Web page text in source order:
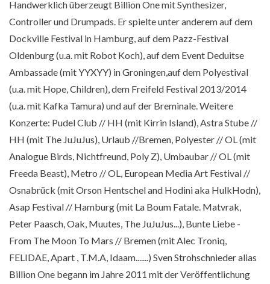
Handwerklich überzeugt Billion One mit Synthesizer,
Controller und Drumpads. Er spielte unter anderem auf dem
Dockville Festival in Hamburg, auf dem Pazz-Festival
Oldenburg (u.a. mit Robot Koch), auf dem Event Deduitse
Ambassade (mit YYXYY) in Groningen,auf dem Polyestival
(u.a. mit Hope, Children), dem Freifeld Festival 2013/2014
(u.a. mit Kafka Tamura) und auf der Breminale. Weitere
Konzerte: Pudel Club // HH (mit Kirrin Island), Astra Stube //
HH (mit The JuJuJus), Urlaub //Bremen, Polyester // OL (mit
Analogue Birds, Nichtfreund, Poly Z), Umbaubar // OL (mit
Freeda Beast), Metro // OL, European Media Art Festival //
Osnabrück (mit Orson Hentschel and Hodini aka HulkHodn),
Asap Festival // Hamburg (mit La Boum Fatale. Matvrak,
Peter Paasch, Oak, Muutes, The JuJuJus...), Bunte Liebe -
From The Moon To Mars // Bremen (mit Alec Troniq,
FELIDAE, Apart , T.M.A, Idaam.......) Sven Strohschnieder alias
Billion One begann im Jahre 2011 mit der Veröffentlichung